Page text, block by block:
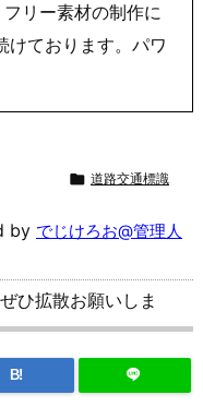
リー素材の制作に
けております。パワ
 道路交通標識
by でじけろお@管理人
ひ拡散お願いしま
B!